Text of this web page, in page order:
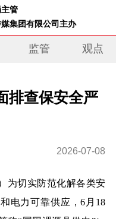
管
媒集团有限公司主办
监管 观点
排查保安全严
2026-07-08
为切实防范化解各类安
电力可靠供应，6月18